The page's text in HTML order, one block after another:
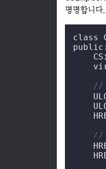
명명합니다.
class
public:
//
//